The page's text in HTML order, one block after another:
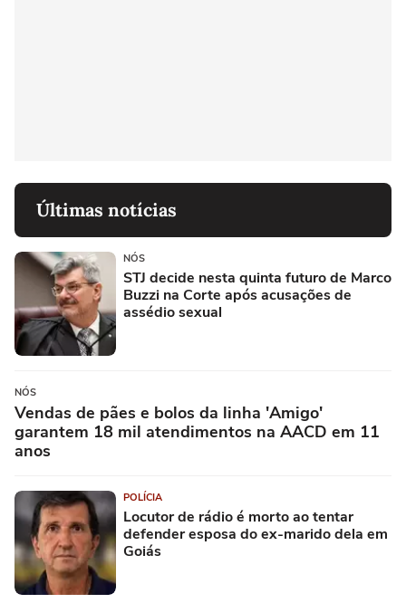
Últimas notícias
NÓS
STJ decide nesta quinta futuro de Marco
Buzzi na Corte após acusações de
assédio sexual
NÓS
Vendas de pães e bolos da linha 'Amigo'
garantem 18 mil atendimentos na AACD em 11
anos
POLÍCIA
Locutor de rádio é morto ao tentar
defender esposa do ex-marido dela em
Goiás